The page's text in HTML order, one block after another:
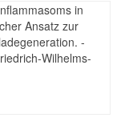
in
Ansatz zur
-
Wilhelms-